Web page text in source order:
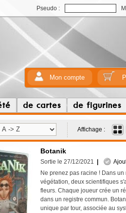
Pseudo :
Mon compte
de cartes de figurines
Affichage :
Botanik
Sortie le 27/12/2021
Ne prenez pas racine ! Dans
végétation, deux scientifiques
fleurs. Chaque joueur crée un
dans un registre commun.
unique par tour, associée au